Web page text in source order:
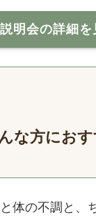
説明会の詳細を
な方にお
体の不調と、